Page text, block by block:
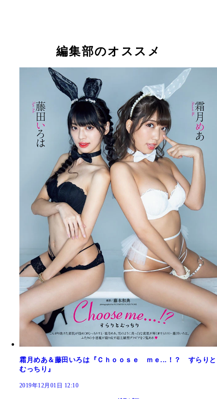
編集部のオススメ
霜月めあ＆藤田いろは『Ｃｈｏｏｓｅ ｍｅ...！？ すらりと
むっちり』
2019年12月01日 12:10